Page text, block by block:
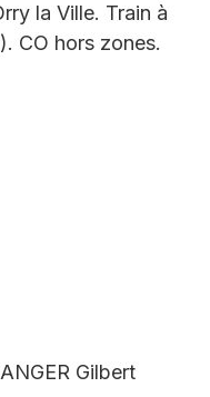
la Ville. Train à
CO hors zones.
Gilbert